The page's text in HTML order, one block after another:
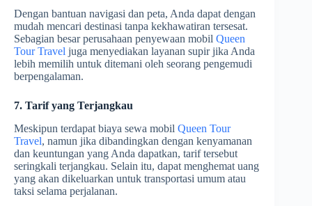
Dengan bantuan navigasi dan peta, Anda dapat dengan
mudah mencari destinasi tanpa kekhawatiran tersesat.
Sebagian besar perusahaan penyewaan mobil Queen
Tour Travel juga menyediakan layanan supir jika Anda
lebih memilih untuk ditemani oleh seorang pengemudi
berpengalaman.
7. Tarif yang Terjangkau
Meskipun terdapat biaya sewa mobil Queen Tour
Travel, namun jika dibandingkan dengan kenyamanan
dan keuntungan yang Anda dapatkan, tarif tersebut
seringkali terjangkau. Selain itu, dapat menghemat uang
yang akan dikeluarkan untuk transportasi umum atau
taksi selama perjalanan.